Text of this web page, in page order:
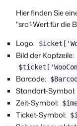
Hier finden Sie
"src"-Wert für die
Logo:
Bild der Kopfzeile:
Barcode:
Standort-Symbol:
Zeit-Symbol:
Ticket-Symbol: